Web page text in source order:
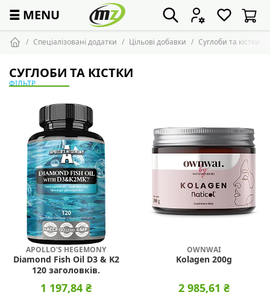
☰ MENU
Спеціалізовані додатки Цільові добавки Суглоби та кістки
СУГЛОБИ ТА КІСТКИ
ФІЛЬТР
APOLLO'S HEGEMONY
Diamond Fish Oil D3 & K2
120 заголовків.
1 197,84 ₴
OWNWAI
Kolagen 200g
2 985,61 ₴